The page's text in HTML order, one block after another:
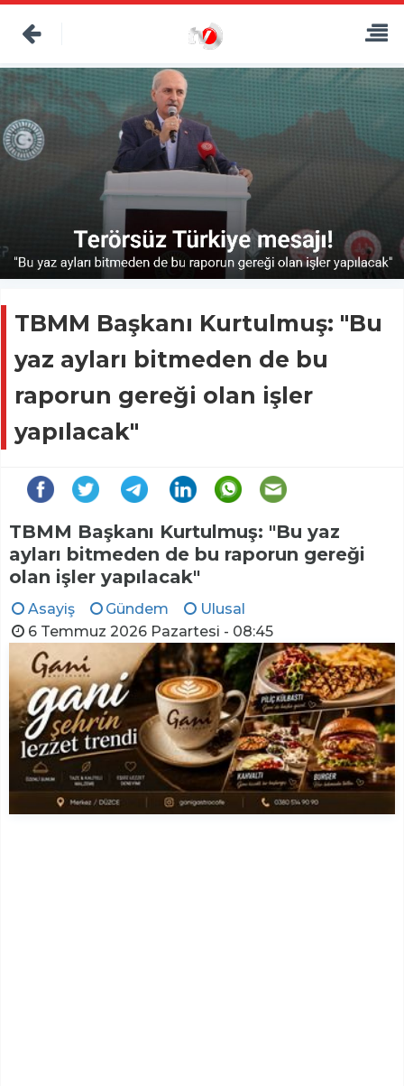
TBMM Başkanı Kurtulmuş: "Bu
yaz ayları bitmeden de bu
raporun gereği olan işler
yapılacak"
TBMM Başkanı Kurtulmuş: "Bu yaz
ayları bitmeden de bu raporun gereği
olan işler yapılacak"
Asayiş Gündem
Ulusal
6 Temmuz 2026 Pazartesi - 08:45